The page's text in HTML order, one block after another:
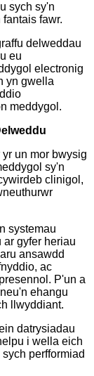
sych sy'n
fawr.
delweddau
eu
electronig
yn gwella
meddygol.
un mor bwysig
sy'n
clinigol,
systemau
gyfer heriau
ansawdd
ac
P'un a
ehangu
llwyddiant.
datrysiadau
i wella eich
perfformiad